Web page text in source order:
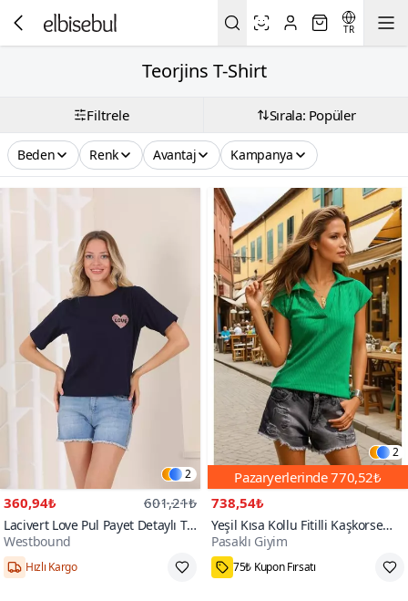
TR
Teorjins T-Shirt
Filtrele Sırala: Popüler
Beden Renk Avantaj Kampanya
2
360,94₺ 601,21₺
Lacivert Love Pul Payet Detaylı T-
shirt
Westbound
S,M,L,XXL,XL
2
Pazaryerlerinde770,52₺
738,54₺
Yeşil Kısa Kollu Fitilli Kaşkorse
Viskon Pamuk Polo Yaka T-Shirt
Pasaklı Giyim
32₺ daha az öde